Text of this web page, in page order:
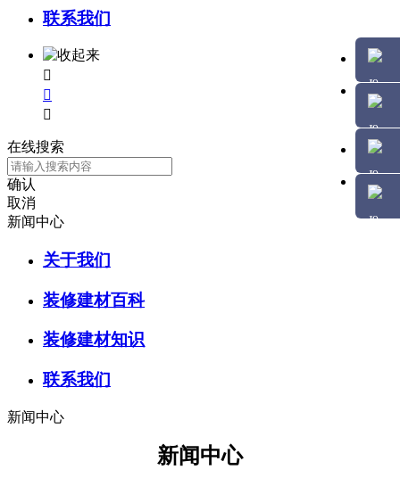
联系我们



在线搜索
确认
取消
新闻中心
关于我们
装修建材百科
装修建材知识
联系我们
新闻中心
新闻中心